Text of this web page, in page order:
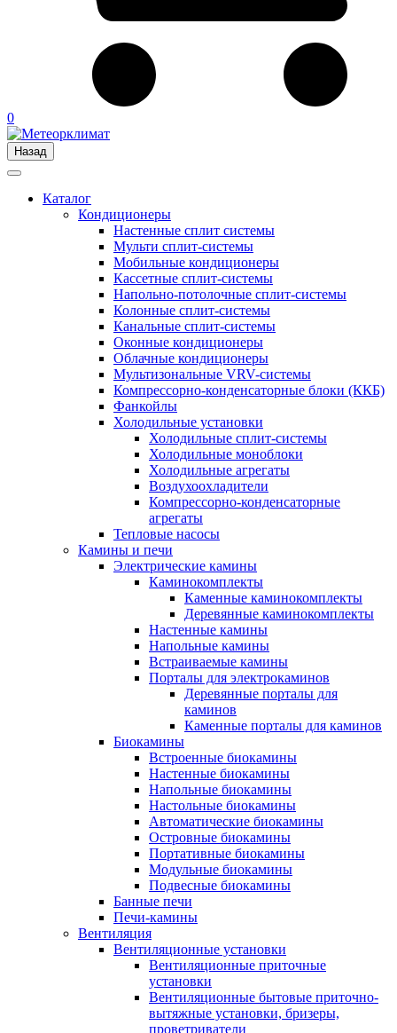
0
Назад
Каталог
Кондиционеры
Настенные сплит системы
Мульти сплит-системы
Мобильные кондиционеры
Кассетные сплит-системы
Напольно-потолочные сплит-системы
Колонные сплит-системы
Канальные сплит-системы
Оконные кондиционеры
Облачные кондиционеры
Мультизональные VRV-системы
Компрессорно-конденсаторные блоки (ККБ)
Фанкойлы
Холодильные установки
Холодильные сплит-системы
Холодильные моноблоки
Холодильные агрегаты
Воздухоохладители
Компрессорно-конденсаторные
агрегаты
Тепловые насосы
Камины и печи
Электрические камины
Каминокомплекты
Каменные каминокомплекты
Деревянные каминокомплекты
Настенные камины
Напольные камины
Встраиваемые камины
Порталы для электрокаминов
Деревянные порталы для
каминов
Каменные порталы для каминов
Биокамины
Встроенные биокамины
Настенные биокамины
Напольные биокамины
Настольные биокамины
Автоматические биокамины
Островные биокамины
Портативные биокамины
Модульные биокамины
Подвесные биокамины
Банные печи
Печи-камины
Вентиляция
Вентиляционные установки
Вентиляционные приточные
установки
Вентиляционные бытовые приточно-
вытяжные установки, бризеры,
проветриватели